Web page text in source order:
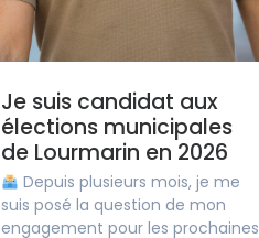
Je suis candidat aux
élections municipales
de Lourmarin en 2026
Depuis plusieurs mois, je me
suis posé la question de mon
engagement pour les prochaines